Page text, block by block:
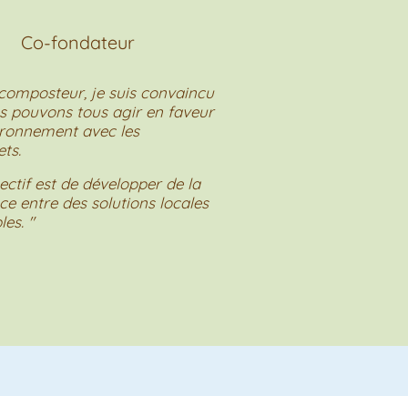
Co-fondateur
je suis convaincu
pouvons tous agir en faveur
avec les
est de développer de la
entre des solutions locales
"